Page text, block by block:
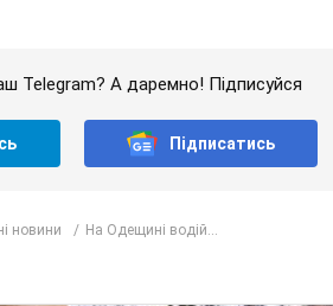
Telegram? А даремно! Підписуйся
Підписатись
новини На Одещині водій...